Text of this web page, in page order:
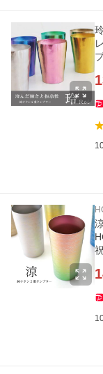
プ
涼 大 純チタ